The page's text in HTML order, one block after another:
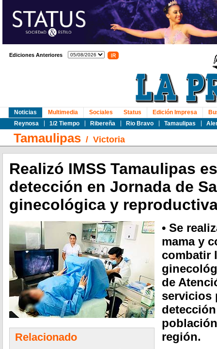
Ediciones Anteriores
Noticias
Reynosa
1/2 Tiempo Ribereña Rio Bravo Tamaulipas
Multimedia Sociales Status Edición Impresa
Tamaulipas / Victoria
Realizó IMSS Tamaulipas
detección en Jornada de
ginecológica y
Relacionado
• Se
mama y
combatir
de
servicios
región.